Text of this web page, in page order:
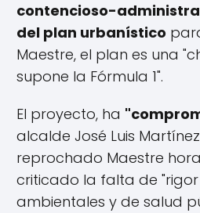
contencioso-
del plan urbanístico
Maestre, el plan es una
supone la Fórmula 1".
El proyecto, ha
alcalde José Luis
reprochado Maestre
criticado la falta de "rigor
ambientales y de salud